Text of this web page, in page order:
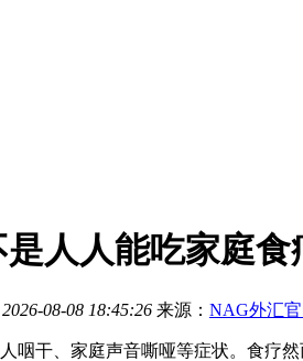
人人能吃家庭食
2026-08-08 18:45:26 来源： NAG外汇官
咽干、家庭声音嘶哑等症状。食疗